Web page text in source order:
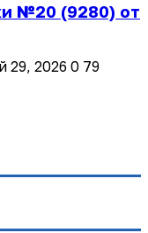
№20 (9280) от
29, 2026 0 79